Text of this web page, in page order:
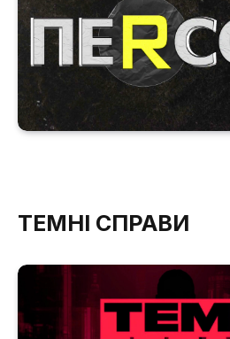
ТЕМНІ СПРАВИ